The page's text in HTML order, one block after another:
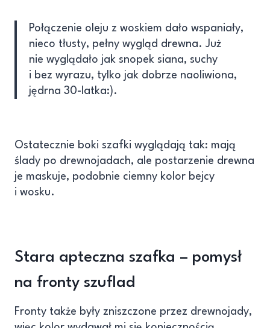
Połączenie oleju z woskiem dało wspaniały,
nieco tłusty, pełny wygląd drewna. Już
nie wyglądało jak snopek siana, suchy
i bez wyrazu, tylko jak dobrze naoliwiona,
jędrna 30-latka:).
Ostatecznie boki szafki wyglądają tak: mają
ślady po drewnojadach, ale postarzenie drewna
je maskuje, podobnie ciemny kolor bejcy
i wosku.
Stara apteczna szafka – pomysł
na fronty szuflad
Fronty także były zniszczone przez drewnojady,